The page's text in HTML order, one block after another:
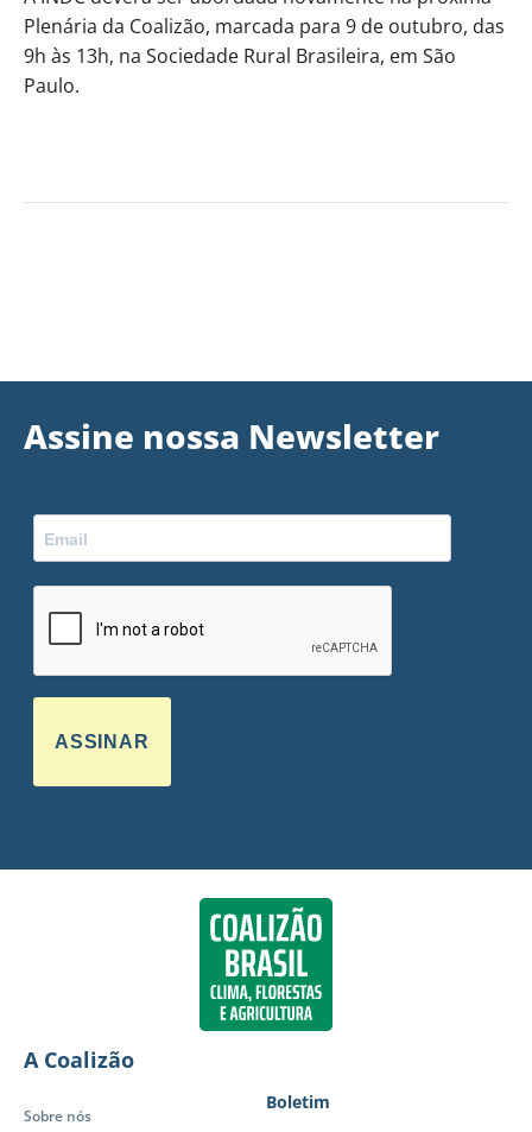
Plenária da Coalizão, marcada para 9 de outubro, das
9h às 13h, na Sociedade Rural Brasileira, em São
Paulo.
Assine nossa Newsletter
ASSINAR
A Coalizão
Sobre nós
Boletim